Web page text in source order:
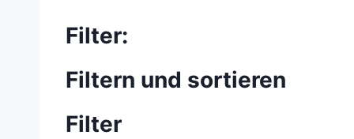
Filter:
Filtern und sortieren
Filter